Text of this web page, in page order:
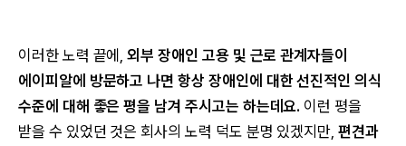
이러한 노력 끝에, 외부 장애인 고용 및 근로 관계자들이
에이피알에 방문하고 나면 항상 장애인에 대한 선진적인 의식
수준에 대해 좋은 평을 남겨 주시고는 하는데요. 이런 평을
받을 수 있었던 것은 회사의 노력 덕도 분명 있겠지만,편견과